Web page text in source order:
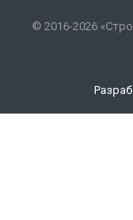
© 2016-2026